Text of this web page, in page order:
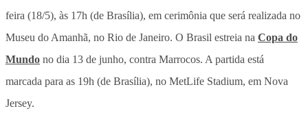
feira (18/5), às 17h (de Brasília), em cerimônia que será realizada no
Museu do Amanhã, no Rio de Janeiro. O Brasil estreia na Copa do
Mundo no dia 13 de junho, contra Marrocos. A partida está
marcada para as 19h (de Brasília), no MetLife Stadium, em Nova
Jersey.